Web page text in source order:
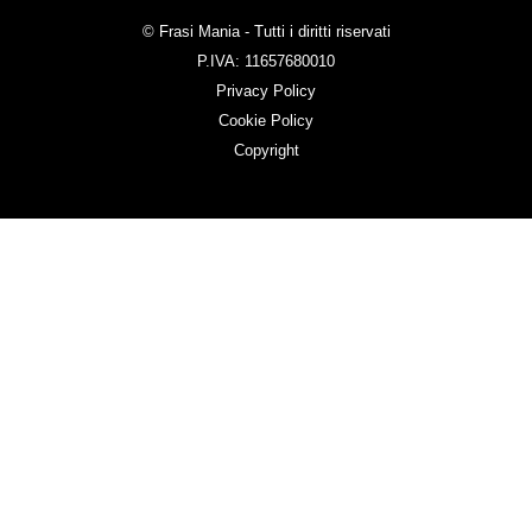
© Frasi Mania - Tutti i diritti riservati
P.IVA: 11657680010
Privacy Policy
Cookie Policy
Copyright